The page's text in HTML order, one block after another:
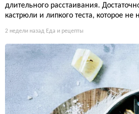
длительного расстаивания.
кастрюли и липкого теста, которое не
2 недели назад Еда и рецепты